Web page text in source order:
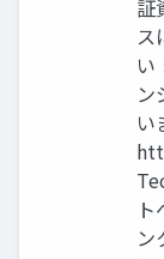
証
ス
い
ン
い
ン